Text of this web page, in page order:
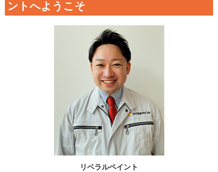
ントへようこそ
リベラルペイント